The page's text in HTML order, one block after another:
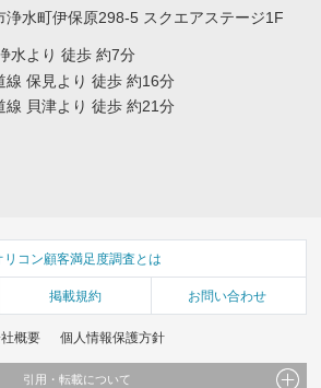
浄水町伊保原298-5 スクエアステージ1F
水より 徒歩 約7分
線 保見より 徒歩 約16分
線 貝津より 徒歩 約21分
リコン顧客満足度調査とは
掲載規約 お問い合わせ
概要 個人情報保護方針
引用・転載について